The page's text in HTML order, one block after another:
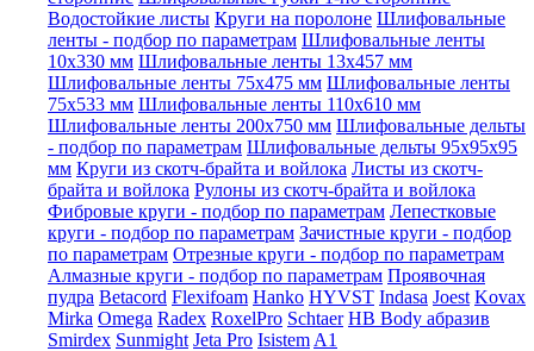
Водостойкие листы Круги на поролоне Шлифовальные
ленты - подбор по параметрам Шлифовальные ленты
10x330 мм Шлифовальные ленты 13x457 мм
Шлифовальные ленты 75x475 мм Шлифовальные ленты
75x533 мм Шлифовальные ленты 110x610 мм
Шлифовальные ленты 200x750 мм Шлифовальные дельты
- подбор по параметрам Шлифовальные дельты 95x95x95
мм Круги из скотч-брайта и войлока Листы из скотч-
брайта и войлока Рулоны из скотч-брайта и войлока
Фибровые круги - подбор по параметрам Лепестковые
круги - подбор по параметрам Зачистные круги - подбор
по параметрам Отрезные круги - подбор по параметрам
Алмазные круги - подбор по параметрам Проявочная
пудра Betacord Flexifoam Hanko HYVST Indasa Joest Kovax
Mirka Omega Radex RoxelPro Schtaer HB Body абразив
Smirdex Sunmight Jeta Pro Isistem A1